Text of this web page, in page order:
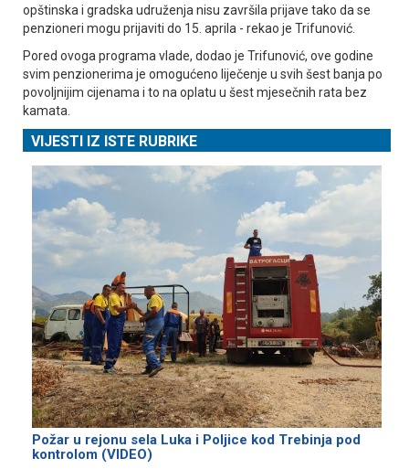
opštinska i gradska udruženja nisu završila prijave tako da se
penzioneri mogu prijaviti do 15. aprila - rekao je Trifunović.
Pored ovoga programa vlade, dodao je Trifunović, ove godine
svim penzionerima je omogućeno liječenje u svih šest banja po
povoljnijim cijenama i to na oplatu u šest mjesečnih rata bez
kamata.
VIJESTI IZ ISTE RUBRIKE
Požar u rejonu sela Luka i Poljice kod Trebinja pod
kontrolom (VIDEO)